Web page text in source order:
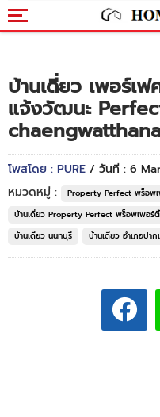
บ้านเดี่ยว เพอร์เ
แจ้งวัฒนะ
โพสโดย : PURE / วันที่ : 6
หมวดหมู่ :
Property Perfect พร็อพเ
บ้านเดี่ยว Property Perfect พร็อพเพอร์ตี้
บ้านเดี่ยว นนทบุรี
บ้านเดี่ยว อำเภอปาก